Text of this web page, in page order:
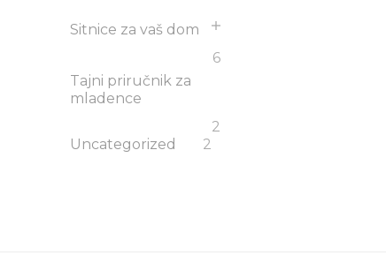
Sitnice za vaš dom
6
Tajni priručnik za
mladence
2
Uncategorized
2